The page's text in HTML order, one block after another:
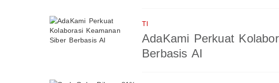
TI
AdaKami Perkuat
Berbasis AI